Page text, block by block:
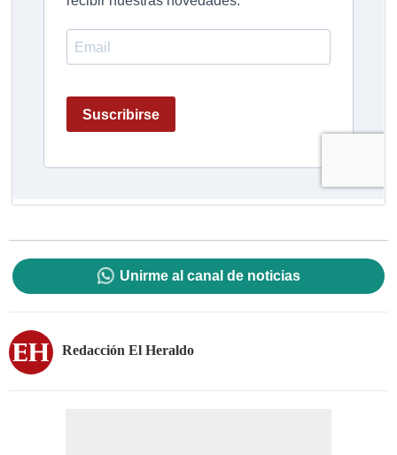
Unirme al canal de noticias
Redacción El Heraldo